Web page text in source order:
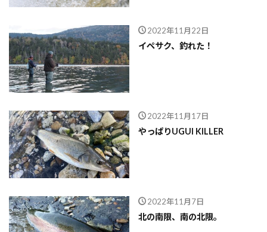
2022年11月22日
イペサク、釣れた！
2022年11月17日
やっぱりUGUI KILLER
2022年11月7日
北の南限、南の北限。